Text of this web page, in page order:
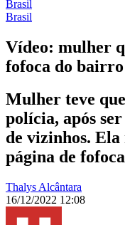
Brasil
Brasil
Vídeo: mulher
fofoca do bairro
Mulher teve
polícia, após
de vizinhos.
página de fofoca
Thalys Alcântara
16/12/2022 12:08